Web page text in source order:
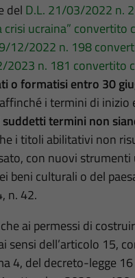
del D.L. 21/03/2022 n.
ucraina”
12/2022 n. 198
2023 n. 181 convertito
o formatisi entro 30
i termini di
termini non
i titoli abilitativi non
con nuovi
beni culturali o del
n. 42.
ai permessi di
sensi dell’articolo 15,
4, del decreto-legge